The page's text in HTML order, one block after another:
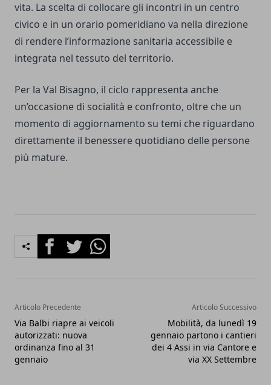
vita. La scelta di collocare gli incontri in un centro
civico e in un orario pomeridiano va nella direzione
di rendere l’informazione sanitaria accessibile e
integrata nel tessuto del territorio.
Per la Val Bisagno, il ciclo rappresenta anche
un’occasione di socialità e confronto, oltre che un
momento di aggiornamento su temi che riguardano
direttamente il benessere quotidiano delle persone
più mature.
FacebookTwitterWhatsapp
Articolo Precedente
Via Balbi riapre ai veicoli
autorizzati: nuova
ordinanza fino al 31
gennaio
Articolo Successivo
Mobilità, da lunedì 19
gennaio partono i cantieri
dei 4 Assi in via Cantore e
via XX Settembre